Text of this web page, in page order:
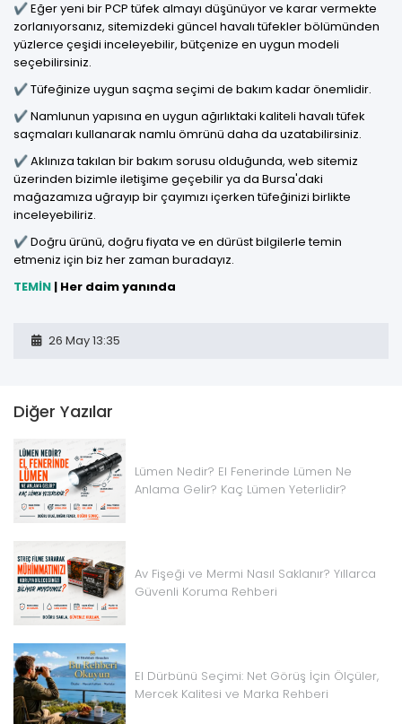
✔ Eğer yeni bir PCP tüfek almayı düşünüyor ve karar vermekte
zorlanıyorsanız, sitemizdeki güncel havalı tüfekler bölümünden
yüzlerce çeşidi inceleyebilir, bütçenize en uygun modeli
seçebilirsiniz.
✔ Tüfeğinize uygun saçma seçimi de bakım kadar önemlidir.
✔ Namlunun yapısına en uygun ağırlıktaki kaliteli havalı tüfek
saçmaları kullanarak namlu ömrünü daha da uzatabilirsiniz.
✔ Aklınıza takılan bir bakım sorusu olduğunda, web sitemiz
üzerinden bizimle iletişime geçebilir ya da Bursa'daki
mağazamıza uğrayıp bir çayımızı içerken tüfeğinizi birlikte
inceleyebiliriz.
✔ Doğru ürünü, doğru fiyata ve en dürüst bilgilerle temin
etmeniz için biz her zaman buradayız.
TEMİN | Her daim yanında
26 May 13:35
Diğer Yazılar
Lümen Nedir? El Fenerinde Lümen Ne
Anlama Gelir? Kaç Lümen Yeterlidir?
Av Fişeği ve Mermi Nasıl Saklanır? Yıllarca
Güvenli Koruma Rehberi
El Dürbünü Seçimi: Net Görüş İçin Ölçüler,
Mercek Kalitesi ve Marka Rehberi